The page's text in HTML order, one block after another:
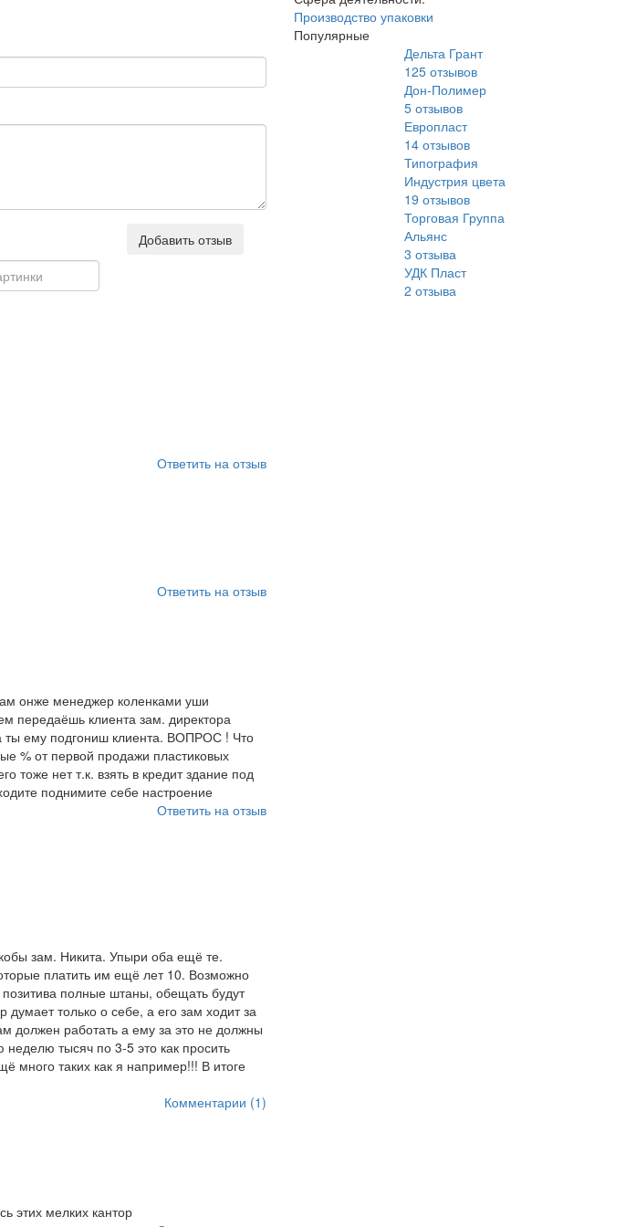
Добавить отзыв
Ответить на отзыв
Ответить на отзыв
онже менеджер коленками уши
передаёшь клиента зам. директора
ты ему подгониш клиента. ВОПРОС ! Что
% от первой продажи пластиковых
тоже нет т.к. взять в кредит здание под
поднимите себе настроение
Ответить на отзыв
зам. Никита. Упыри оба ещё те.
платить им ещё лет 10. Возможно
полные штаны, обещать будут
думает только о себе, а его зам ходит за
должен работать а ему за это не должны
тысяч по 3-5 это как просить
много таких как я например!!! В итоге
Комментарии (1)
этих мелких кантор
Производство упаковки
Популярные
Дельта Грант
125 отзывов
Дон-Полимер
5 отзывов
Европласт
14 отзывов
Типография
Индустрия цвета
19 отзывов
Торговая Группа
Альянс
3 отзыва
УДК Пласт
2 отзыва